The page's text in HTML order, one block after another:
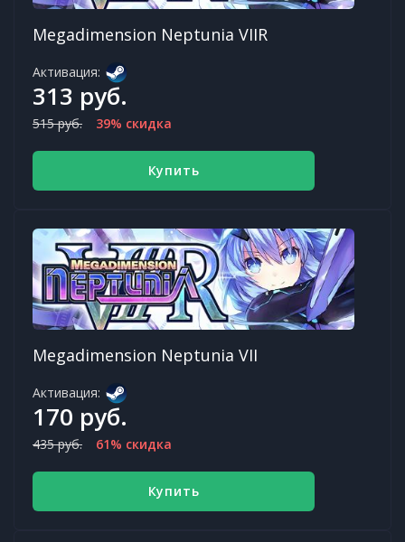
Megadimension Neptunia VIIR
Активация:
313 руб.
515 руб. 39% скидка
Купить
Megadimension Neptunia VII
Активация:
170 руб.
435 руб. 61% скидка
Купить